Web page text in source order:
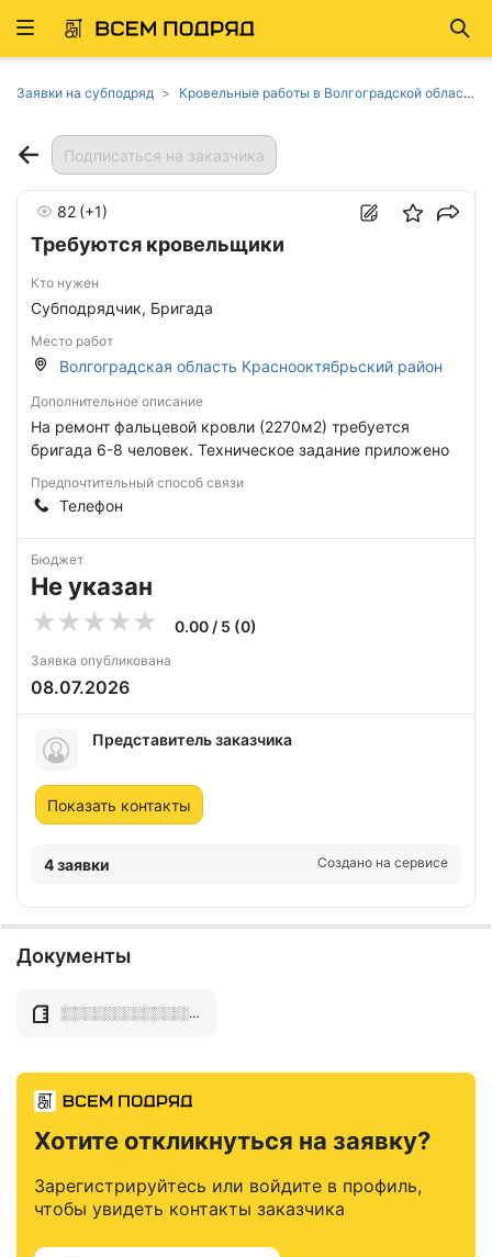
Развернуть
Заявки на субподряд Кровельные работы в Волгоградской области
Подписаться на заказчика
Требуются кровельщики
82 (+1)
Кто нужен
Субподрядчик, Бригада
Место работ
Волгоградская область Краснооктябрьский район
Дополнительное описание
На ремонт фальцевой кровли (2270м2) требуется
бригада 6-8 человек. Техническое задание приложено
Предпочтительный способ связи
Телефон
Бюджет
Не указан
0.00 / 5 (0)
Заявка опубликована
08.07.2026
Представитель заказчика
Показать контакты
4 заявки Создано на сервисе
Документы
░░░░░░░░░░░░░░░░░░░░░░░░░░░░░░░░░░
Хотите откликнуться на заявку?
Зарегистрируйтесь или войдите в профиль,
чтобы увидеть контакты заказчика